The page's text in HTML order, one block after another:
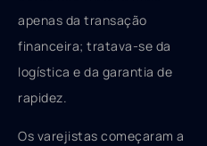
apenas da transação
financeira; tratava-se da
logística e da garantia de
rapidez.
Os varejistas começaram a